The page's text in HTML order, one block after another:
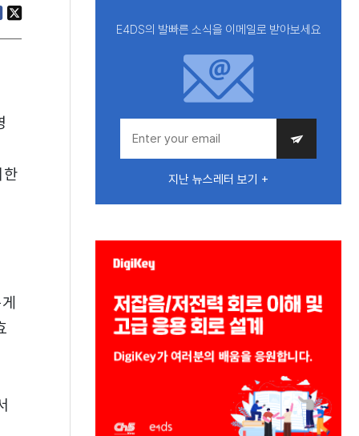
E4DS의 발빠른 소식을 이메일로 받아보세요
지난 뉴스레터 보기 +